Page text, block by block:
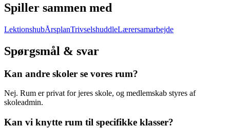
Spiller sammen med
LektionshubÅrsplanTrivselshuddleLærersamarbejde
Spørgsmål & svar
Kan andre skoler se vores rum?
Nej. Rum er privat for jeres skole, og medlemskab styres af
skoleadmin.
Kan vi knytte rum til specifikke klasser?